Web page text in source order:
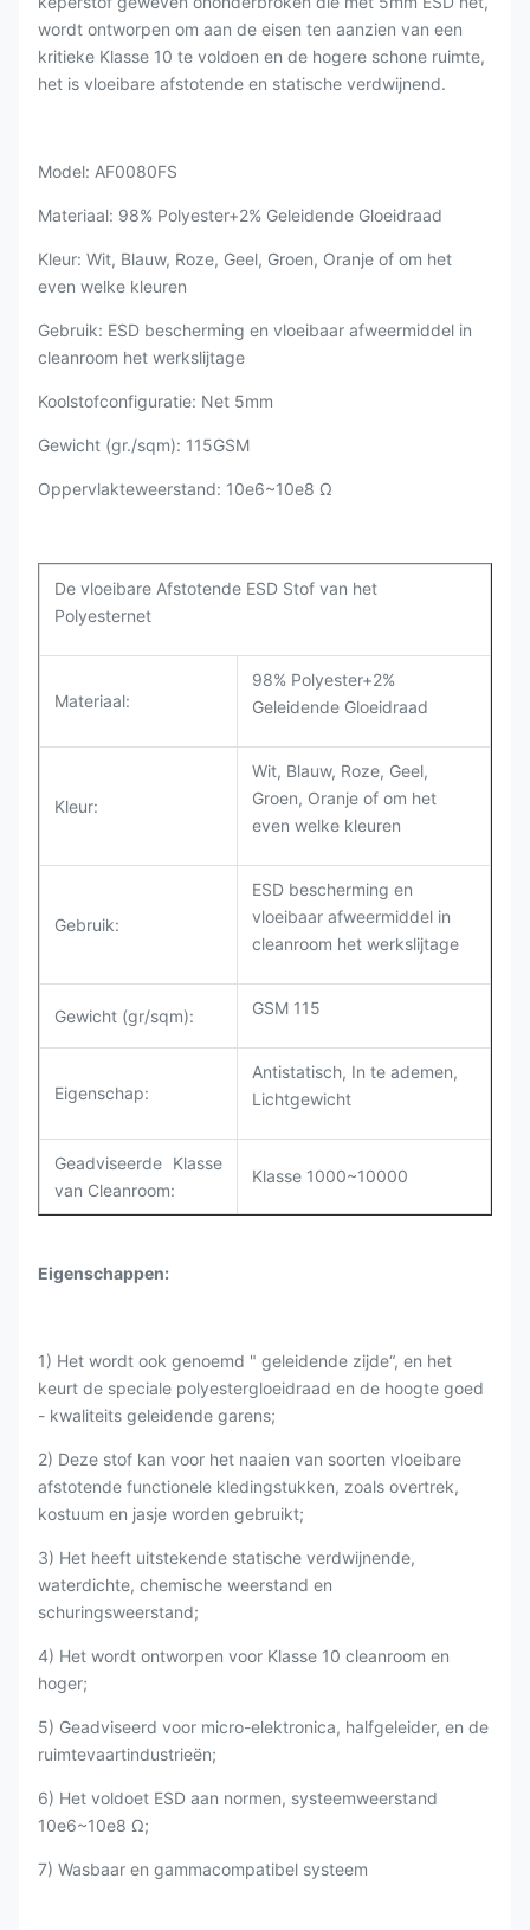
wordt ontworpen om aan de eisen ten aanzien van een
kritieke Klasse 10 te voldoen en de hogere schone ruimte,
het is vloeibare afstotende en statische verdwijnend.
Model: AF0080FS
Materiaal: 98% Polyester+2% Geleidende Gloeidraad
Kleur: Wit, Blauw, Roze, Geel, Groen, Oranje of om het
even welke kleuren
Gebruik: ESD bescherming en vloeibaar afweermiddel in
cleanroom het werkslijtage
Koolstofconfiguratie: Net 5mm
Gewicht (gr./sqm): 115GSM
Oppervlakteweerstand: 10e6~10e8 Ω
De vloeibare Afstotende ESD Stof van het
Polyesternet
Materiaal:
98% Polyester+2%
Geleidende Gloeidraad
Kleur:
Wit, Blauw, Roze, Geel,
Groen, Oranje of om het
even welke kleuren
Gebruik:
ESD bescherming en
vloeibaar afweermiddel in
cleanroom het werkslijtage
Gewicht (gr/sqm): GSM 115
Eigenschap:
Antistatisch, In te ademen,
Lichtgewicht
Geadviseerde Klasse
van Cleanroom:
Klasse 1000~10000
Eigenschappen:
1) Het wordt ook genoemd " geleidende zijde“, en het
keurt de speciale polyestergloeidraad en de hoogte goed
- kwaliteits geleidende garens;
2) Deze stof kan voor het naaien van soorten vloeibare
afstotende functionele kledingstukken, zoals overtrek,
kostuum en jasje worden gebruikt;
3) Het heeft uitstekende statische verdwijnende,
waterdichte, chemische weerstand en
schuringsweerstand;
4) Het wordt ontworpen voor Klasse 10 cleanroom en
hoger;
5) Geadviseerd voor micro-elektronica, halfgeleider, en de
ruimtevaartindustrieën;
6) Het voldoet ESD aan normen, systeemweerstand
10e6~10e8 Ω;
7) Wasbaar en gammacompatibel systeem